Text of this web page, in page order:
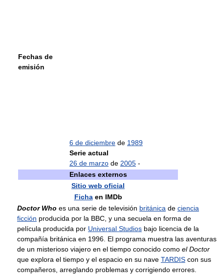
Fechas de
emisión
6 de diciembre de 1989
Serie actual
26 de marzo de 2005 -
Enlaces externos
Sitio web oficial
Fichaen IMDb
Doctor Who es una serie de televisión británica de ciencia
ficción producida por la BBC, y una secuela en forma de
película producida por Universal Studios bajo licencia de la
compañía británica en 1996. El programa muestra las aventuras
de un misterioso viajero en el tiempo conocido como el Doctor
que explora el tiempo y el espacio en su nave TARDIS con sus
compañeros, arreglando problemas y corrigiendo errores.